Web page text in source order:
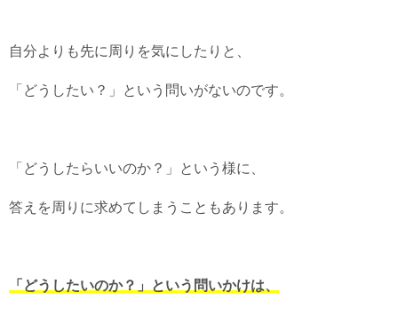
自分よりも先に周りを気にしたりと、
「どうしたい？」という問いがないのです。
「どうしたらいいのか？」という様に、
答えを周りに求めてしまうこともあります。
「どうしたいのか？」という問いかけは、